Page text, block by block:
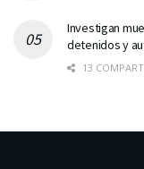
Investigan
detenidos y
13